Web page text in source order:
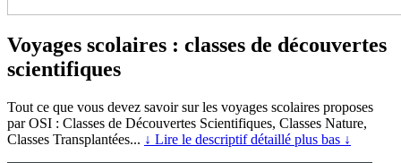
Voyages scolaires : classes de découvertes
scientifiques
Tout ce que vous devez savoir sur les voyages scolaires proposes
par OSI : Classes de Découvertes Scientifiques, Classes Nature,
Classes Transplantées... ↓ Lire le descriptif détaillé plus bas ↓